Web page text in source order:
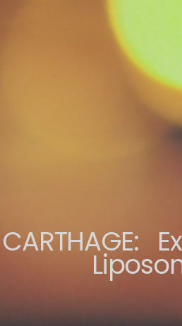
CARTHAGE: